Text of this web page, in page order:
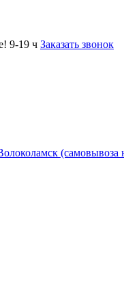
9-19 ч Заказать звонок
(самовывоза